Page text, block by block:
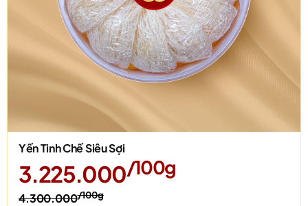
Yến Tinh Chế Siêu Sợi
3.225.000/100g
4.300.000/100g